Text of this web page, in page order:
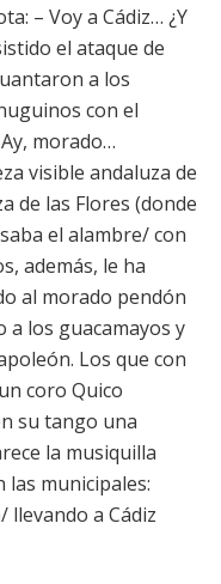
– Voy a Cádiz… ¿Y
el ataque de
a los
con el
morado…
visible andaluza de
de las Flores (donde
el alambre/ con
además, le ha
al morado pendón
a los guacamayos y
Los que con
coro Quico
su tango una
la musiquilla
las municipales:
llevando a Cádiz